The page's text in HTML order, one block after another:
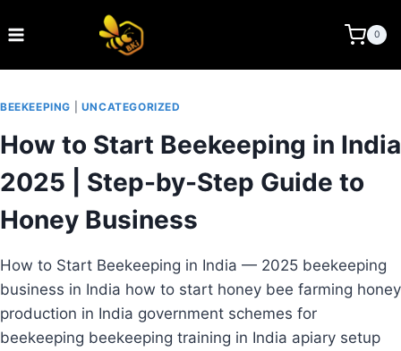
to
BEE KEEPING INDIA 0
BEEKEEPING UNCATEGORIZED
How to Start Beekeeping in India
2025 | Step-by-Step Guide to
Honey Business
How to Start Beekeeping in India — 2025 beekeeping
business in India how to start honey bee farming honey
production in India government schemes for
beekeeping beekeeping training in India apiary setup